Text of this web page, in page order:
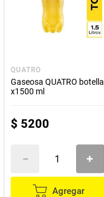
QUATRO
Gaseosa QUATRO botella
x1500 ml
$ 5200
Agregar